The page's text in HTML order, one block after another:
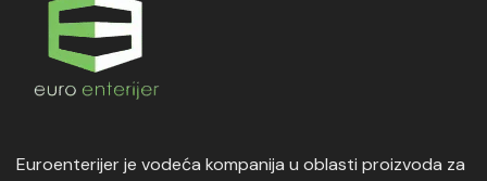
Euroenterijer je vodeća kompanija u oblasti proizvoda za